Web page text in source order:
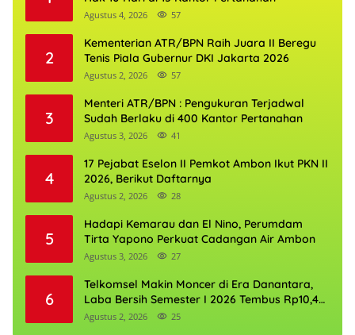
Agustus 4, 2026 57
2
Kementerian ATR/BPN Raih Juara II Beregu
Tenis Piala Gubernur DKI Jakarta 2026
Agustus 2, 2026 57
3
Menteri ATR/BPN : Pengukuran Terjadwal
Sudah Berlaku di 400 Kantor Pertanahan
Agustus 3, 2026 41
4
17 Pejabat Eselon II Pemkot Ambon Ikut PKN II
2026, Berikut Daftarnya
Agustus 2, 2026 28
5
Hadapi Kemarau dan El Nino, Perumdam
Tirta Yapono Perkuat Cadangan Air Ambon
Agustus 3, 2026 27
6
Telkomsel Makin Moncer di Era Danantara,
Laba Bersih Semester I 2026 Tembus Rp10,4
Triliun
Agustus 2, 2026 25